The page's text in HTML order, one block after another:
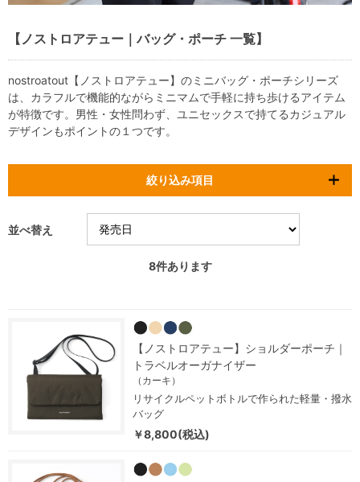
【ノストロアテュー｜バッグ・ポーチ 一覧】
nostroatout【ノストロアテュー】のミニバッグ・ポーチシリーズ
は、カラフルで機能的ながらミニマムで手軽に持ち歩けるアイテム
が特徴です。男性・女性問わず、ユニセックスで持てるカジュアル
デザインもポイントの１つです。
絞り込み項目
並べ替え
8件あります
【ノストロアテュー】ショルダーポーチ｜
トラベルオーガナイザー
（カーキ）
リサイクルペットボトルで作られた軽量・撥水
バッグ
￥8,800(税込)